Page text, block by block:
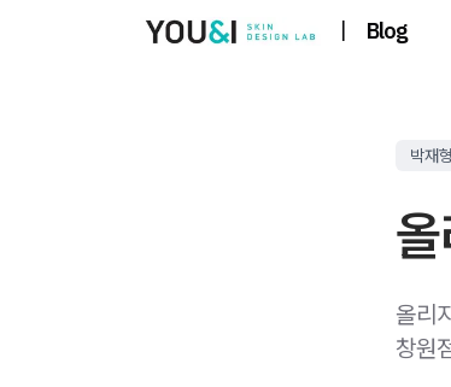
| Blog
박재
올리
창원